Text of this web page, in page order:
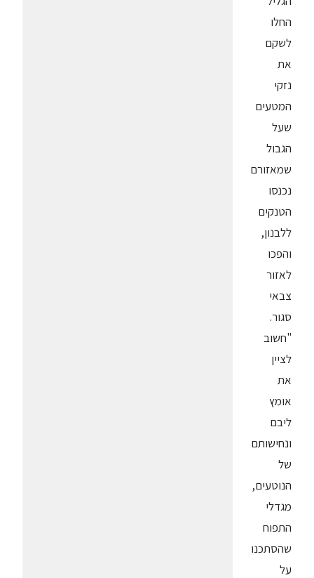
החלו
לשקם
את
נזקי
המטעים
שעל
הגבול
שמאזורם
נכנסו
הטנקים
ללבנון,
והפכו
לאזור
צבאי
סגור.
"חשוב
לציין
את
אומץ
ליבם
ונחישותם
של
הנוטעים,
מגדלי
התפוח
שהסתכנו
על